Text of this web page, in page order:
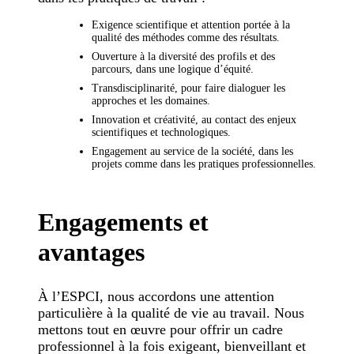
Exigence scientifique et attention portée à la
qualité des méthodes comme des résultats.
Ouverture à la diversité des profils et des
parcours, dans une logique d’équité.
Transdisciplinarité, pour faire dialoguer les
approches et les domaines.
Innovation et créativité, au contact des enjeux
scientifiques et technologiques.
Engagement au service de la société, dans les
projets comme dans les pratiques professionnelles.
Engagements et
avantages
À l’ESPCI, nous accordons une attention
particulière à la qualité de vie au travail. Nous
mettons tout en œuvre pour offrir un cadre
professionnel à la fois exigeant, bienveillant et